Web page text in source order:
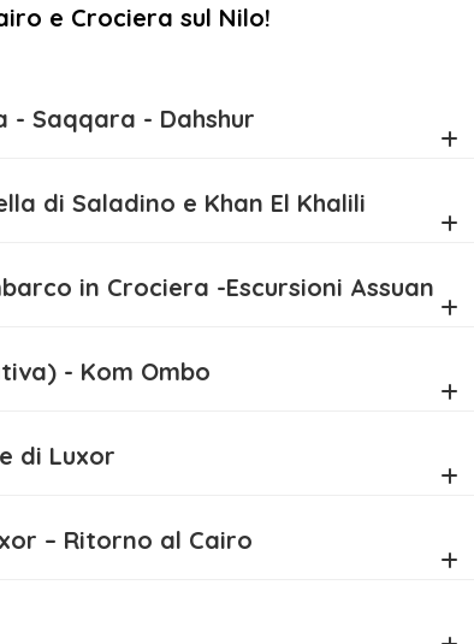
sul Nilo ti riporterà al Cairo, dove
e le migliori offerte per un viaggio Cairo
e Crociera sul Nilo!
Giza - Saqqara - Dahshur
di Saladino e Khan El Khalili
- Imbarco in Crociera -Escursioni Assuan
- Kom Ombo
di Luxor
Luxor – Ritorno al Cairo